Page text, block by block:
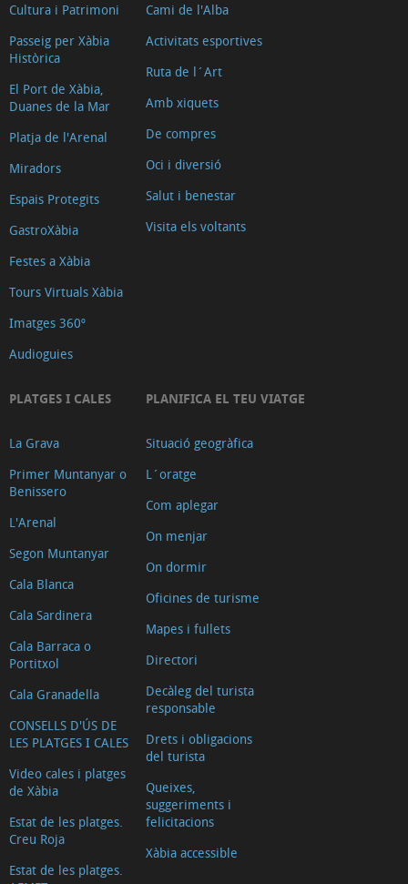
Cultura i Patrimoni
Passeig per Xàbia
Històrica
El Port de Xàbia,
Duanes de la Mar
Platja de l'Arenal
Miradors
Espais Protegits
GastroXàbia
Festes a Xàbia
Tours Virtuals Xàbia
Imatges 360º
Audioguies
Cami de l'Alba
Activitats esportives
Ruta de l´Art
Amb xiquets
De compres
Oci i diversió
Salut i benestar
Visita els voltants
PLATGES I CALES
La Grava
Primer Muntanyar o
Benissero
L'Arenal
Segon Muntanyar
Cala Blanca
Cala Sardinera
Cala Barraca o
Portitxol
Cala Granadella
CONSELLS D'ÚS DE
LES PLATGES I CALES
Video cales i platges
de Xàbia
Estat de les platges.
Creu Roja
Estat de les platges.
PLANIFICA EL TEU VIATGE
Situació geogràfica
L´oratge
Com aplegar
On menjar
On dormir
Oficines de turisme
Mapes i fullets
Directori
Decàleg del turista
responsable
Drets i obligacions
del turista
Queixes,
suggeriments i
felicitacions
Xàbia accessible